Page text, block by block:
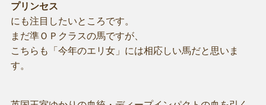
プリンセス
にも注目したいところです。
まだ準ＯＰクラスの馬ですが、
こちらも「今年のエリ女」には相応しい馬だと思いま
す。